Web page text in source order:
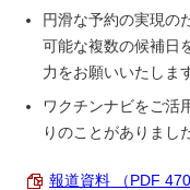
円滑な予約の実現の
可能な複数の候補日
力をお願いいたしま
ワクチンナビをご活
りのことがありまし
報道資料 （PDF